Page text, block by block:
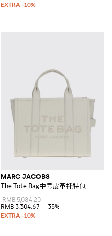
MARC JACOBS
The Tote Bag中号皮革托特包
RMB 5,084.20
RMB 3,304.67
-35%